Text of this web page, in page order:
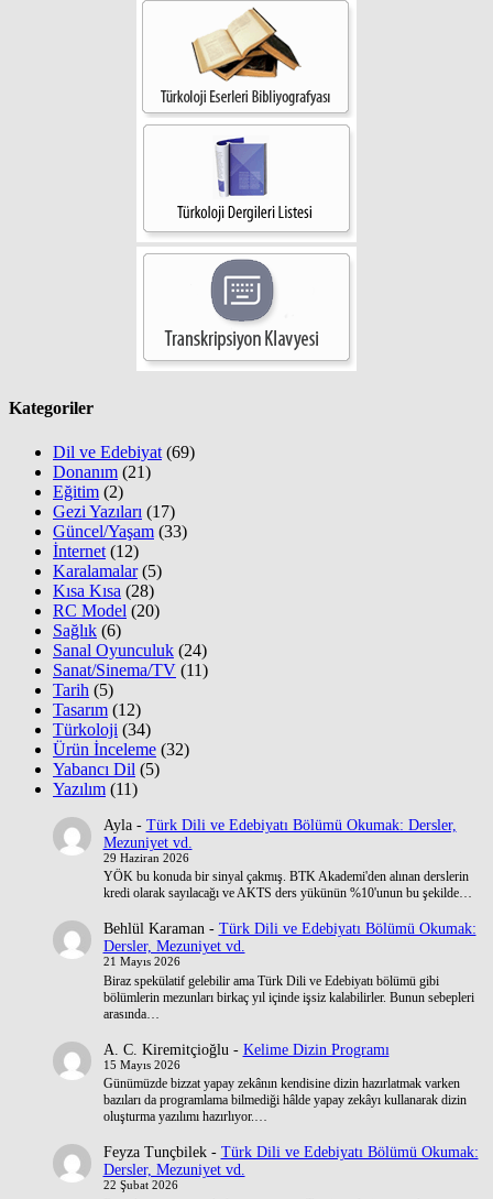
Kategoriler
Dil ve Edebiyat (69)
Donanım (21)
Eğitim (2)
Gezi Yazıları (17)
Güncel/Yaşam (33)
İnternet (12)
Karalamalar(5)
Kısa Kısa (28)
RC Model (20)
Sağlık (6)
Sanal Oyunculuk (24)
Sanat/Sinema/TV (11)
Tarih (5)
Tasarım (12)
Türkoloji (34)
Ürün İnceleme (32)
Yabancı Dil (5)
Yazılım (11)
Ayla- Türk Dili ve Edebiyatı Bölümü Okumak: Dersler,
Mezuniyet vd.
29 Haziran 2026
YÖK bu konuda bir sinyal çakmış. BTK Akademi'den alınan derslerin
kredi olarak sayılacağı ve AKTS ders yükünün %10'unun bu şekilde…
Behlül Karaman- Türk Dili ve Edebiyatı Bölümü Okumak:
Dersler, Mezuniyet vd.
21 Mayıs 2026
Biraz spekülatif gelebilir ama Türk Dili ve Edebiyatı bölümü gibi
bölümlerin mezunları birkaç yıl içinde işsiz kalabilirler. Bunun sebepleri
arasında…
A. C. Kiremitçioğlu - Kelime Dizin Programı
15 Mayıs 2026
Günümüzde bizzat yapay zekânın kendisine dizin hazırlatmak varken
bazıları da programlama bilmediği hâlde yapay zekâyı kullanarak dizin
oluşturma yazılımı hazırlıyor.…
Feyza Tunçbilek- Türk Dili ve Edebiyatı Bölümü Okumak:
Dersler, Mezuniyet vd.
22 Şubat 2026